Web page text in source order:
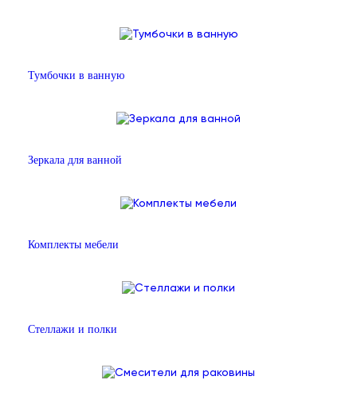
Тумбочки в ванную
Зеркала для ванной
Комплекты мебели
Стеллажи и полки